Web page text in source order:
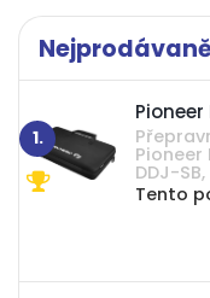
1.
Pioneer
Pioneer
DDJ-